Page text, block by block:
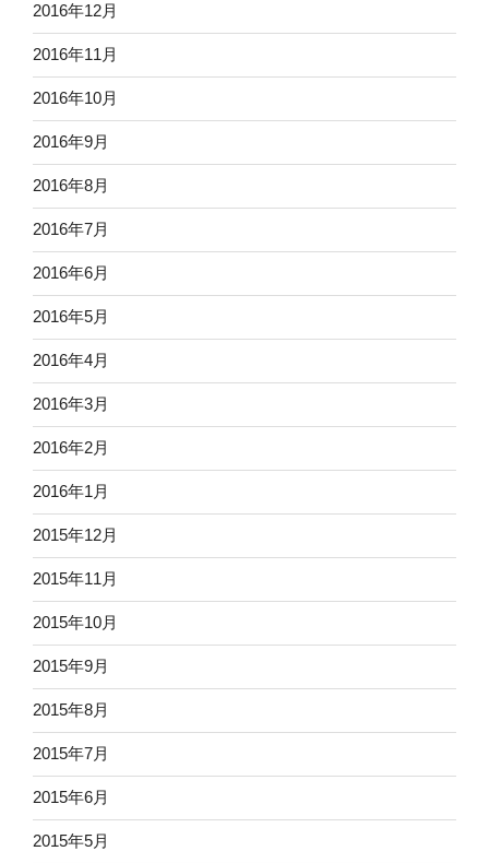
2016年12月
2016年11月
2016年10月
2016年9月
2016年8月
2016年7月
2016年6月
2016年5月
2016年4月
2016年3月
2016年2月
2016年1月
2015年12月
2015年11月
2015年10月
2015年9月
2015年8月
2015年7月
2015年6月
2015年5月